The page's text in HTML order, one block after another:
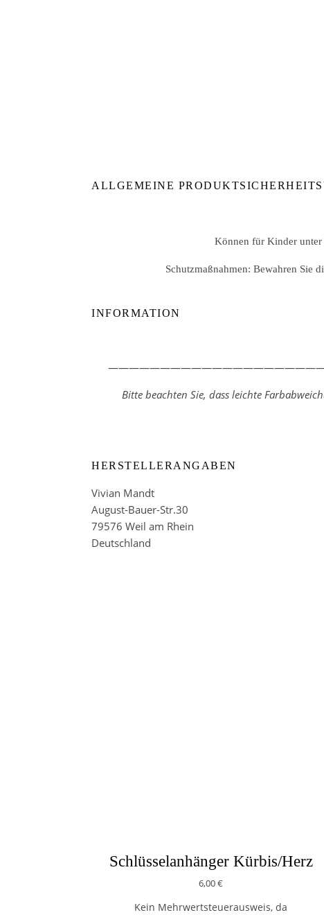
ALLGEMEINE
Können für Kinder unter
Schutzmaßnahmen: Bewahren Sie
INFORMATION
Bitte beachten Sie, dass leichte
HERSTELLERANGABEN
Vivian Mandt
August-Bauer-Str.30
79576 Weil am Rhein
Deutschland
Schlüsselanhänger Kürbis/Herz
6,00€
Kein Mehrwertsteuerausweis, da